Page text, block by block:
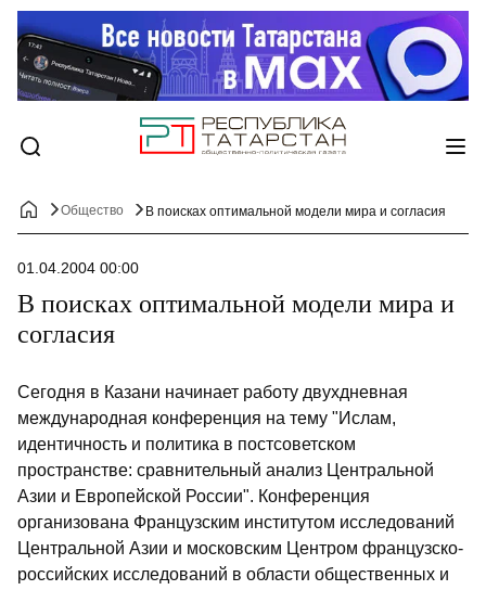
Общество В поисках оптимальной модели мира и согласия
01.04.2004 00:00
В поисках оптимальной модели мира и
согласия
Сегодня в Казани начинает работу двухдневная
международная конференция на тему "Ислам,
идентичность и политика в постсоветском
пространстве: сравнительный анализ Центральной
Азии и Европейской России". Конференция
организована Французским институтом исследований
Центральной Азии и московским Центром французско-
российских исследований в области общественных и